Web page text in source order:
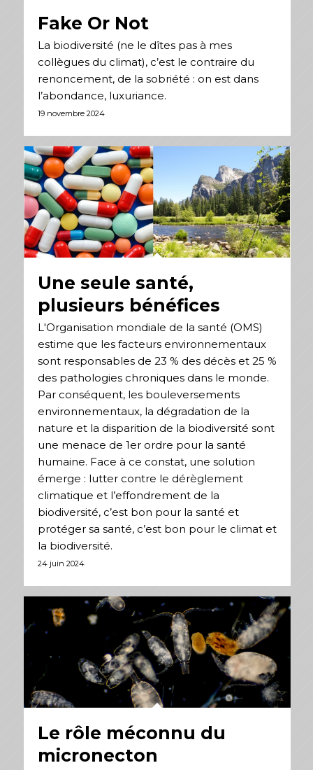
Fake Or Not
La biodiversité (ne le dîtes pas à mes
collègues du climat), c’est le contraire du
renoncement, de la sobriété : on est dans
l’abondance, luxuriance.
19 novembre 2024
Une seule santé,
plusieurs bénéfices
L'Organisation mondiale de la santé (OMS)
estime que les facteurs environnementaux
sont responsables de 23 % des décès et 25 %
des pathologies chroniques dans le monde.
Par conséquent, les bouleversements
environnementaux, la dégradation de la
nature et la disparition de la biodiversité sont
une menace de 1er ordre pour la santé
humaine. Face à ce constat, une solution
émerge : lutter contre le dérèglement
climatique et l’effondrement de la
biodiversité, c’est bon pour la santé et
protéger sa santé, c’est bon pour le climat et
la biodiversité.
24 juin 2024
Le rôle méconnu du
micronecton